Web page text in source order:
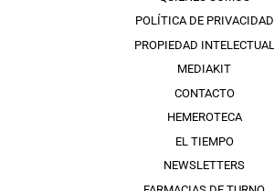
POLÍTICA DE PRIVACIDAD
PROPIEDAD INTELECTUAL
MEDIAKIT
CONTACTO
HEMEROTECA
EL TIEMPO
NEWSLETTERS